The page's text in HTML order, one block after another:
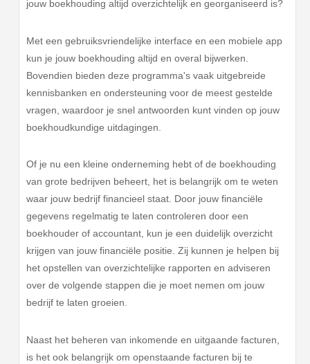
jouw boekhouding altijd overzichtelijk en georganiseerd is?
Met een gebruiksvriendelijke interface en een mobiele app
kun je jouw boekhouding altijd en overal bijwerken.
Bovendien bieden deze programma's vaak uitgebreide
kennisbanken en ondersteuning voor de meest gestelde
vragen, waardoor je snel antwoorden kunt vinden op jouw
boekhoudkundige uitdagingen.
Of je nu een kleine onderneming hebt of de boekhouding
van grote bedrijven beheert, het is belangrijk om te weten
waar jouw bedrijf financieel staat. Door jouw financiële
gegevens regelmatig te laten controleren door een
boekhouder of accountant, kun je een duidelijk overzicht
krijgen van jouw financiële positie. Zij kunnen je helpen bij
het opstellen van overzichtelijke rapporten en adviseren
over de volgende stappen die je moet nemen om jouw
bedrijf te laten groeien.
Naast het beheren van inkomende en uitgaande facturen,
is het ook belangrijk om openstaande facturen bij te